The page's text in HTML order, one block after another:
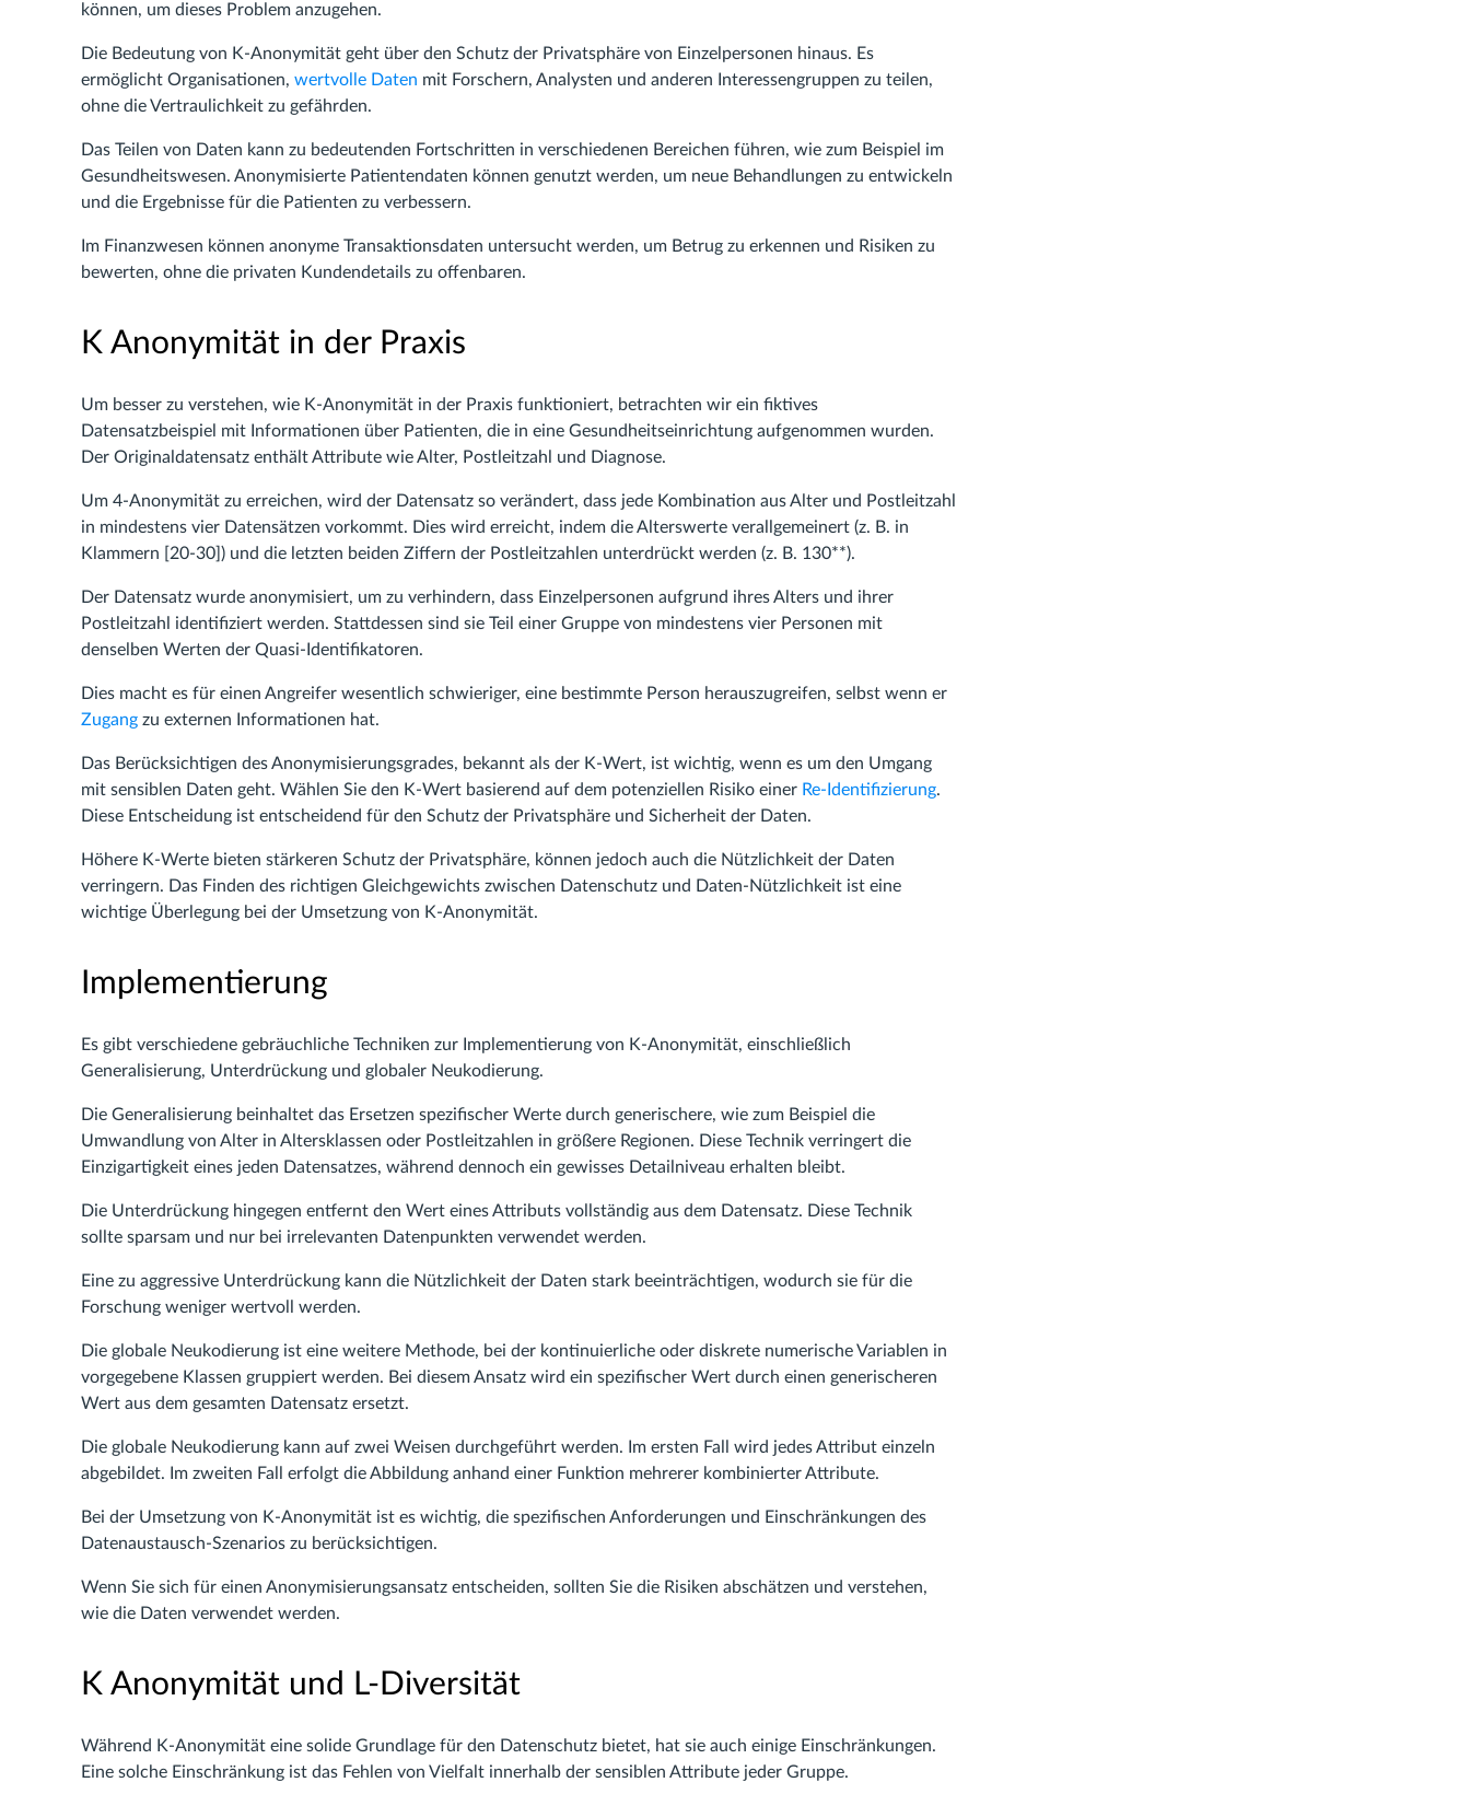
können, um dieses Problem anzugehen.
Die Bedeutung von K-Anonymität geht über den Schutz der Privatsphäre von Einzelpersonen hinaus. Es
ermöglicht Organisationen, wertvolle Daten mit Forschern, Analysten und anderen Interessengruppen zu teilen,
ohne die Vertraulichkeit zu gefährden.
Das Teilen von Daten kann zu bedeutenden Fortschritten in verschiedenen Bereichen führen, wie zum Beispiel im
Gesundheitswesen. Anonymisierte Patientendaten können genutzt werden, um neue Behandlungen zu entwickeln
und die Ergebnisse für die Patienten zu verbessern.
Im Finanzwesen können anonyme Transaktionsdaten untersucht werden, um Betrug zu erkennen und Risiken zu
bewerten, ohne die privaten Kundendetails zu offenbaren.
K Anonymität in der Praxis
Um besser zu verstehen, wie K-Anonymität in der Praxis funktioniert, betrachten wir ein fiktives
Datensatzbeispiel mit Informationen über Patienten, die in eine Gesundheitseinrichtung aufgenommen wurden.
Der Originaldatensatz enthält Attribute wie Alter, Postleitzahl und Diagnose.
Um 4-Anonymität zu erreichen, wird der Datensatz so verändert, dass jede Kombination aus Alter und Postleitzahl
in mindestens vier Datensätzen vorkommt. Dies wird erreicht, indem die Alterswerte verallgemeinert (z. B. in
Klammern [20-30]) und die letzten beiden Ziffern der Postleitzahlen unterdrückt werden (z. B. 130**).
Der Datensatz wurde anonymisiert, um zu verhindern, dass Einzelpersonen aufgrund ihres Alters und ihrer
Postleitzahl identifiziert werden. Stattdessen sind sie Teil einer Gruppe von mindestens vier Personen mit
denselben Werten der Quasi-Identifikatoren.
Dies macht es für einen Angreifer wesentlich schwieriger, eine bestimmte Person herauszugreifen, selbst wenn er
Zugang zu externen Informationen hat.
Das Berücksichtigen des Anonymisierungsgrades, bekannt als der K-Wert, ist wichtig, wenn es um den Umgang
mit sensiblen Daten geht. Wählen Sie den K-Wert basierend auf dem potenziellen Risiko einer Re-Identifizierung.
Diese Entscheidung ist entscheidend für den Schutz der Privatsphäre und Sicherheit der Daten.
Höhere K-Werte bieten stärkeren Schutz der Privatsphäre, können jedoch auch die Nützlichkeit der Daten
verringern. Das Finden des richtigen Gleichgewichts zwischen Datenschutz und Daten-Nützlichkeit ist eine
wichtige Überlegung bei der Umsetzung von K-Anonymität.
Implementierung
Es gibt verschiedene gebräuchliche Techniken zur Implementierung von K-Anonymität, einschließlich
Generalisierung, Unterdrückung und globaler Neukodierung.
Die Generalisierung beinhaltet das Ersetzen spezifischer Werte durch generischere, wie zum Beispiel die
Umwandlung von Alter in Altersklassen oder Postleitzahlen in größere Regionen. Diese Technik verringert die
Einzigartigkeit eines jeden Datensatzes, während dennoch ein gewisses Detailniveau erhalten bleibt.
Die Unterdrückung hingegen entfernt den Wert eines Attributs vollständig aus dem Datensatz. Diese Technik
sollte sparsam und nur bei irrelevanten Datenpunkten verwendet werden.
Eine zu aggressive Unterdrückung kann die Nützlichkeit der Daten stark beeinträchtigen, wodurch sie für die
Forschung weniger wertvoll werden.
Die globale Neukodierung ist eine weitere Methode, bei der kontinuierliche oder diskrete numerische Variablen in
vorgegebene Klassen gruppiert werden. Bei diesem Ansatz wird ein spezifischer Wert durch einen generischeren
Wert aus dem gesamten Datensatz ersetzt.
Die globale Neukodierung kann auf zwei Weisen durchgeführt werden. Im ersten Fall wird jedes Attribut einzeln
abgebildet. Im zweiten Fall erfolgt die Abbildung anhand einer Funktion mehrerer kombinierter Attribute.
Bei der Umsetzung von K-Anonymität ist es wichtig, die spezifischen Anforderungen und Einschränkungen des
Datenaustausch-Szenarios zu berücksichtigen.
Wenn Sie sich für einen Anonymisierungsansatz entscheiden, sollten Sie die Risiken abschätzen und verstehen,
wie die Daten verwendet werden.
K Anonymität und L-Diversität
Während K-Anonymität eine solide Grundlage für den Datenschutz bietet, hat sie auch einige Einschränkungen.
Eine solche Einschränkung ist das Fehlen von Vielfalt innerhalb der sensiblen Attribute jeder Gruppe.